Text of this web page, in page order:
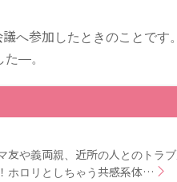
へ参加したときのことで
―。
友や義両親、近所の人とのトラ
ホロリとしちゃう共感系体…